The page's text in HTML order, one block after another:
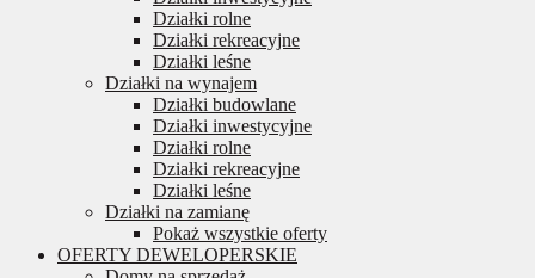
Działki rolne
Działki rekreacyjne
Działki leśne
Działki na wynajem
Działki budowlane
Działki inwestycyjne
Działki rolne
Działki rekreacyjne
Działki leśne
Działki na zamianę
Pokaż wszystkie oferty
OFERTY DEWELOPERSKIE